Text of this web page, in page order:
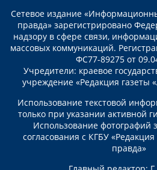
Сетевое издание
правда» зарегистрировано
надзору в сфере связи,
массовых коммуникаций.
ФС77-89275 от
Учредители: краевое
учреждение «Редакция газеты
Использование текстовой
только при указании активной
Использование фотографий
согласования с КГБУ
правда»